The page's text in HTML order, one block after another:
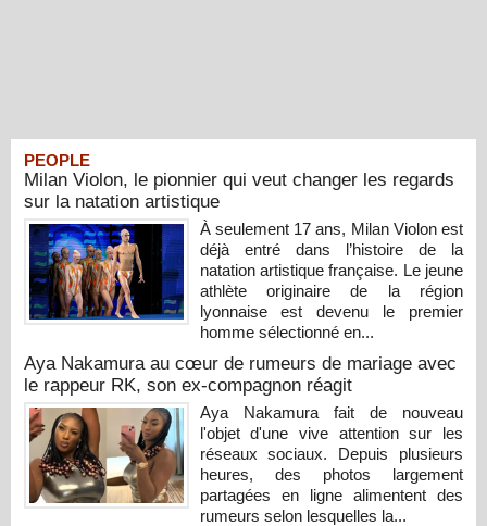
PEOPLE
Milan Violon, le pionnier qui veut changer les regards
sur la natation artistique
À seulement 17 ans, Milan Violon est
déjà entré dans l’histoire de la
natation artistique française. Le jeune
athlète originaire de la région
lyonnaise est devenu le premier
homme sélectionné en...
Aya Nakamura au cœur de rumeurs de mariage avec
le rappeur RK, son ex-compagnon réagit
Aya Nakamura fait de nouveau
l'objet d'une vive attention sur les
réseaux sociaux. Depuis plusieurs
heures, des photos largement
partagées en ligne alimentent des
rumeurs selon lesquelles la...